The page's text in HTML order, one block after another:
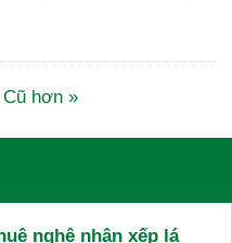
Cũ hơn »
nghệ nhân xếp lá